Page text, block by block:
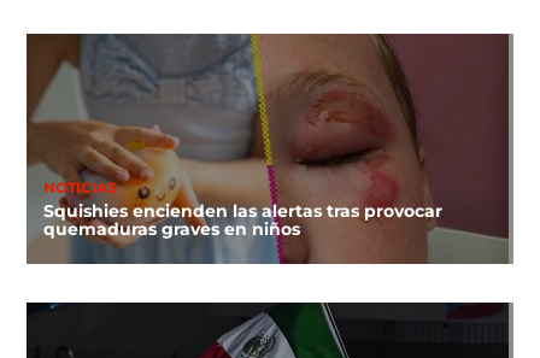
NOTICIAS
Squishies encienden las alertas tras provocar
quemaduras graves en niños